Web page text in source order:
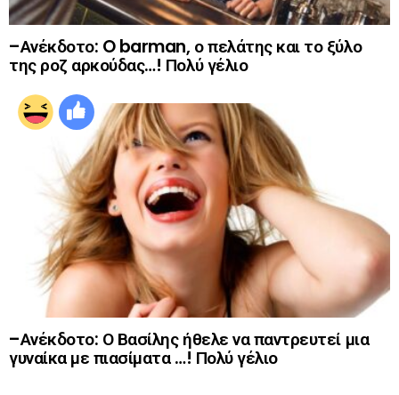
–Ανέκδοτο: O barman, ο πελάτης και το ξύλο
της ροζ αρκούδας…! Πολύ γέλιο
–Ανέκδοτο: Ο Βασίλης ήθελε να παντρευτεί μια
γυναίκα με πιασίματα …! Πολύ γέλιο